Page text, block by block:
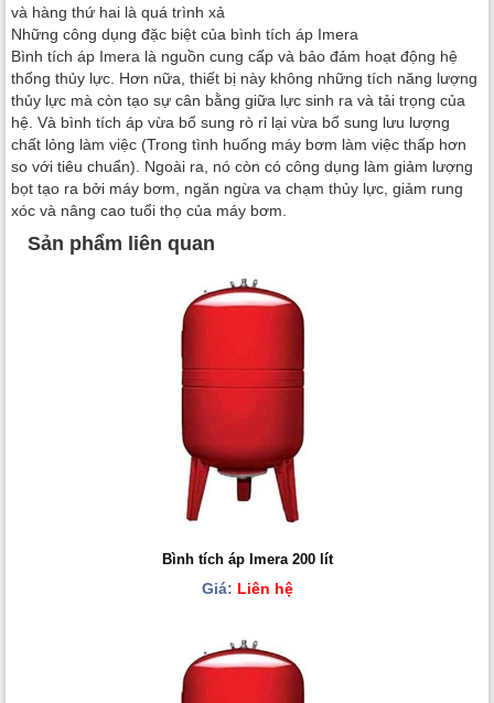
và hàng thứ hai là quá trình xả
Những công dụng đặc biệt của bình tích áp Imera
Bình tích áp Imera là nguồn cung cấp và bảo đảm hoạt động hệ
thống thủy lực. Hơn nữa, thiết bị này không những tích năng lượng
thủy lực mà còn tạo sự cân bằng giữa lực sinh ra và tải trọng của
hệ. Và bình tích áp vừa bổ sung rò rỉ lại vừa bổ sung lưu lượng
chất lỏng làm việc (Trong tình huống máy bơm làm việc thấp hơn
so với tiêu chuẩn). Ngoài ra, nó còn có công dụng làm giảm lượng
bọt tạo ra bởi máy bơm, ngăn ngừa va chạm thủy lực, giảm rung
xóc và nâng cao tuổi thọ của máy bơm.
Sản phẩm liên quan
Bình tích áp Imera 200 lít
Giá: Liên hệ